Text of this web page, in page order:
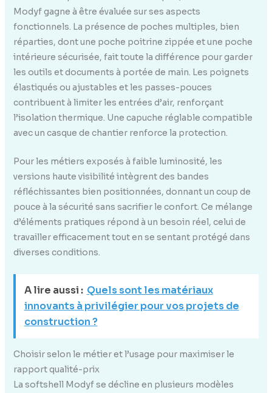
Modyf gagne à être évaluée sur ses aspects
fonctionnels. La présence de poches multiples, bien
réparties, dont une poche poitrine zippée et une poche
intérieure sécurisée, fait toute la différence pour garder
les outils et documents à portée de main. Les poignets
élastiqués ou ajustables et les passes-pouces
contribuent à limiter les entrées d’air, renforçant
l’isolation thermique. Une capuche réglable compatible
avec un casque de chantier renforce la protection.
Pour les métiers exposés à faible luminosité, les
versions haute visibilité intègrent des bandes
réfléchissantes bien positionnées, donnant un coup de
pouce à la sécurité sans sacrifier le confort. Ce mélange
d’éléments pratiques répond à un besoin réel, celui de
travailler efficacement tout en se sentant protégé dans
diverses conditions.
A lire aussi : Quels sont les matériaux
innovants à privilégier pour vos projets de
construction ?
Choisir selon le métier et l’usage pour maximiser le
rapport qualité-prix
La softshell Modyf se décline en plusieurs modèles